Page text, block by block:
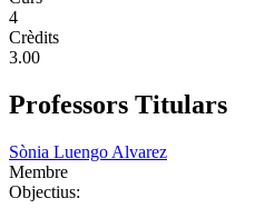
4
Crèdits
3.00
Professors Titulars
Sònia Luengo Alvarez
Membre
Objectius: